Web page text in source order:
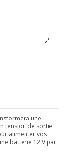
une
tension de sortie
alimenter vos
batterie 12 V par